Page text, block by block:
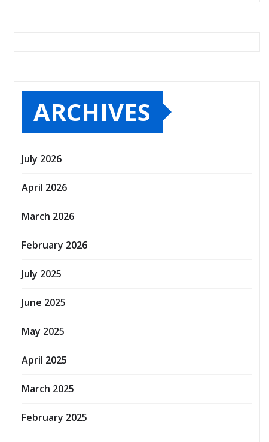
ARCHIVES
July 2026
April 2026
March 2026
February 2026
July 2025
June 2025
May 2025
April 2025
March 2025
February 2025